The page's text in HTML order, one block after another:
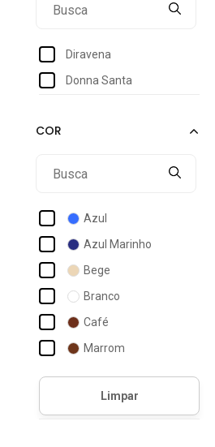
Diravena
Donna Santa
Azul
Azul Marinho
Bege
Branco
Café
Marrom
Nude
Onça